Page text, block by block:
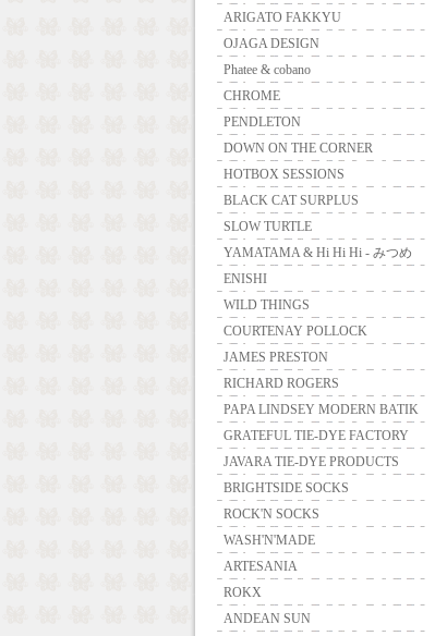
ARIGATO FAKKYU
OJAGA DESIGN
Phatee & cobano
CHROME
PENDLETON
DOWN ON THE CORNER
HOTBOX SESSIONS
BLACK CAT SURPLUS
SLOW TURTLE
YAMATAMA & Hi Hi Hi - みつめ
ENISHI
WILD THINGS
COURTENAY POLLOCK
JAMES PRESTON
RICHARD ROGERS
PAPA LINDSEY MODERN BATIK
GRATEFUL TIE-DYE FACTORY
JAVARA TIE-DYE PRODUCTS
BRIGHTSIDE SOCKS
ROCK'N SOCKS
WASH'N'MADE
ARTESANIA
ROKX
ANDEAN SUN